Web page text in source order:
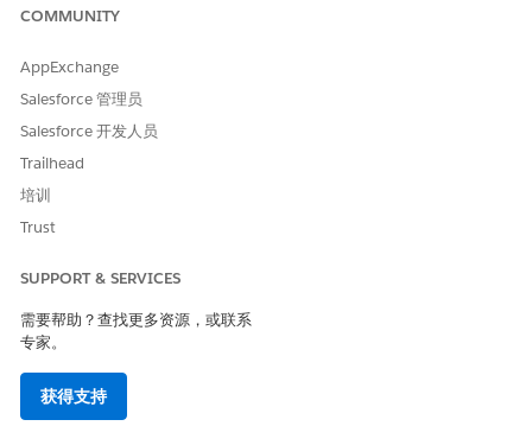
COMMUNITY
AppExchange
Salesforce 管理员
Salesforce 开发人员
Trailhead
培训
Trust
SUPPORT & SERVICES
需要帮助？查找更多资源，或联系
专家。
获得支持